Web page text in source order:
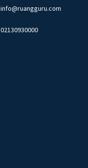
info@ruangguru.com
02130930000